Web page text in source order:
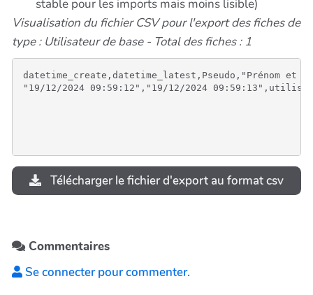
stable pour les imports mais moins lisible)
Visualisation du fichier CSV pour l'export des fiches de
type : Utilisateur de base - Total des fiches : 1
datetime_create,datetime_latest,Pseudo,"Prénom
Télécharger le fichier d'export au format csv
Commentaires
Se connecter pour commenter.